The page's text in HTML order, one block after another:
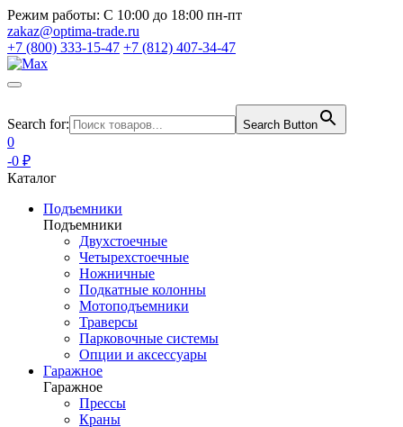
Режим работы: С 10:00 до 18:00 пн-пт
zakaz@optima-trade.ru
+7 (800) 333-15-47 +7 (812) 407-34-47
Search for: Search Button
0
-0 ₽
Каталог
Подъемники
Подъемники
Двухстоечные
Четырехстоечные
Ножничные
Подкатные колонны
Мотоподъемники
Траверсы
Парковочные системы
Опции и аксессуары
Гаражное
Гаражное
Прессы
Краны